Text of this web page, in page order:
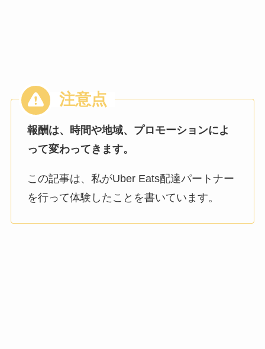
報酬は、時間や地域、プロモーションによ
って変わってきます。
この記事は、私がUber Eats配達パートナー
を行って体験したことを書いています。